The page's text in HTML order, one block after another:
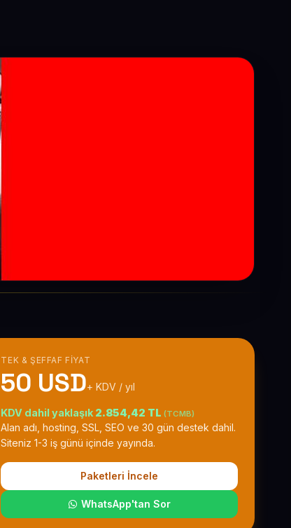
TEK & ŞEFFAF FIYAT
50 USD+ KDV / yıl
KDV dahil yaklaşık 2.854,42 TL (TCMB)
Alan adı, hosting, SSL, SEO ve 30 gün destek dahil.
Siteniz 1-3 iş günü içinde yayında.
Paketleri İncele
WhatsApp'tan Sor